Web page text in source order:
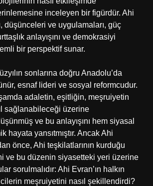
inceleyen bir figürdür. Ahi
düşünceleri ve uygulamaları, güç
anlayışını ve demokrasiyi
bir perspektif sunar.
sonlarına doğru Anadolu’da
esnaf lideri ve sosyal reformcudur.
adaletin, eşitliğin, meşruiyetin
sağlanabileceği üzerine
ve bu anlayışını hem siyasal
hayata yansıtmıştır. Ancak Ahi
önce, Ahi teşkilatlarının kurduğu
ve bu düzenin siyasetteki yeri üzerine
sorulmalıdır: Ahi Evran’ın halkın
meşruiyetini nasıl şekillendirdi?